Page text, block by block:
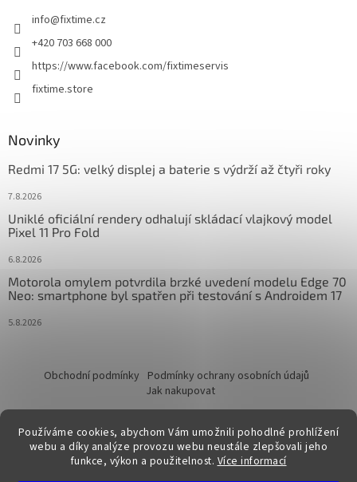
Používáme cookies, abychom Vám umožnili pohodlné prohlížení
webu a díky analýze provozu webu neustále zlepšovali jeho
funkce, výkon a použitelnost. Více informací
info@fixtime.cz
+420 703 668 000
https://www.facebook.com/fixtimeservis
fixtime.store
Novinky
Redmi 17 5G: velký displej a baterie s výdrží až čtyři roky
7.8.2026
Uniklé oficiální rendery odhalují skládací vlajkový model
Pixel 11 Pro Fold
6.8.2026
Motorola omylem potvrdila brzké uvedení modelu Edge 70
Neo: smartphone byl spatřen při testování s Androidem 17
5.8.2026
Obchodní podmínky Podmínky ochrany osobních údajů
Jak nakupovat
Vytvořil Shoptet